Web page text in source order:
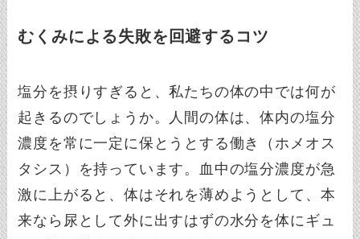
むくみによる失敗を回避するコツ
塩分を摂りすぎると、私たちの体の中では何が
起きるのでしょうか。人間の体は、体内の塩分
濃度を常に一定に保とうとする働き（ホメオス
タシス）を持っています。血中の塩分濃度が急
激に上がると、体はそれを薄めようとして、本
来なら尿として外に出すはずの水分を体にギュ